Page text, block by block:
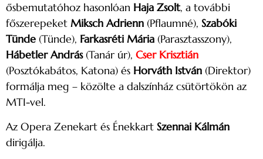
ősbemutatóhoz hasonlóan Haja Zsolt, a további
főszerepeket Miksch Adrienn (Pflaumné), Szabóki
Tünde (Tünde), Farkasréti Mária (Parasztasszony),
Hábetler András(Tanár úr), Cser Krisztián
(Posztókabátos, Katona) és Horváth István (Direktor)
formálja meg – közölte a dalszínház csütörtökön az
MTI-vel.
Az Opera Zenekart és Énekkart Szennai Kálmán
dirigálja.